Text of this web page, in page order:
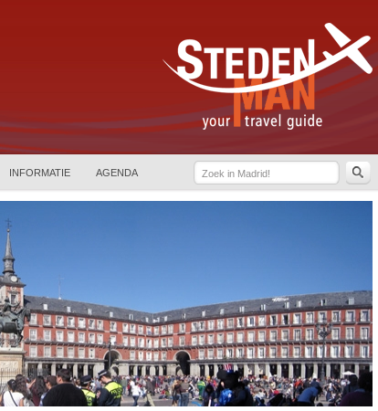
INFORMATIE AGENDA